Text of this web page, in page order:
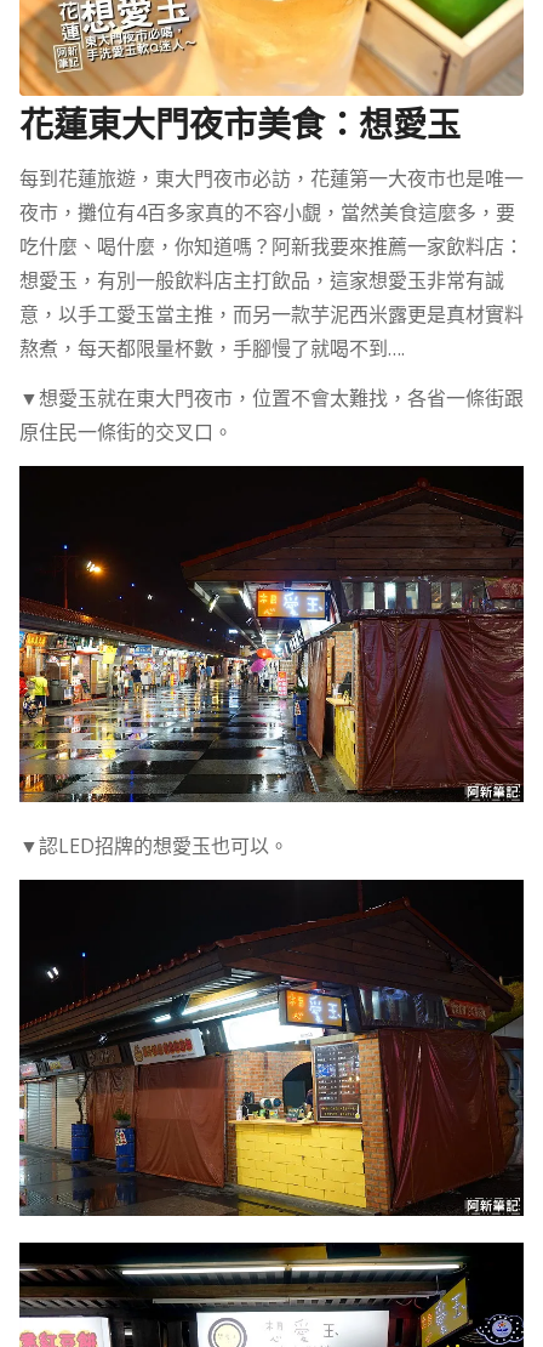
花蓮東大門夜市美食：想愛玉
每到花蓮旅遊，東大門夜市必訪，花蓮第一大夜市也是唯一
夜市，攤位有4百多家真的不容小覷，當然美食這麼多，要
吃什麼、喝什麼，你知道嗎？阿新我要來推薦一家飲料店：
想愛玉，有別一般飲料店主打飲品，這家想愛玉非常有誠
意，以手工愛玉當主推，而另一款芋泥西米露更是真材實料
熬煮，每天都限量杯數，手腳慢了就喝不到….
▼想愛玉就在東大門夜市，位置不會太難找，各省一條街跟
原住民一條街的交叉口。
▼認LED招牌的想愛玉也可以。